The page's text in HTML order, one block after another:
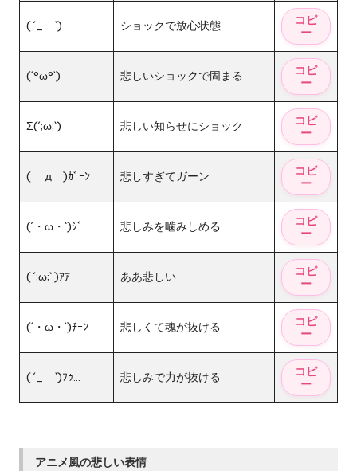
( ´_ゝ`)… ショックで放心状態
(´°ω°`) 悲しいショックで固まる
Σ(´;ω;`) 悲しい知らせにショック
( ゚д゚)ｶﾞｰﾝ 悲しすぎてガーン
(´・ω・`)ｼﾞｰ 悲しみを噛みしめる
( ´;ω;` )ｱｱ ああ悲しい
(´・ω・`)ﾁｰﾝ 悲しくて魂が抜ける
( ´_ゝ`)ﾌｩ… 悲しみで力が抜ける
アニメ風の悲しい表情